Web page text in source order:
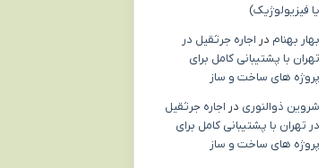
یا فیزیولوژیک)
بهار بهنام در اجاره جرثقیل در
تهران با پشتیبانی کامل برای
پروژه های ساخت و ساز
شروین ذوالنوری در اجاره جرثقیل
در تهران با پشتیبانی کامل برای
پروژه های ساخت و ساز